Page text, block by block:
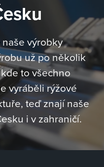
výrobky
už po několik
to všechno
vyráběli rýžové
teď znají naše
i v zahraničí.